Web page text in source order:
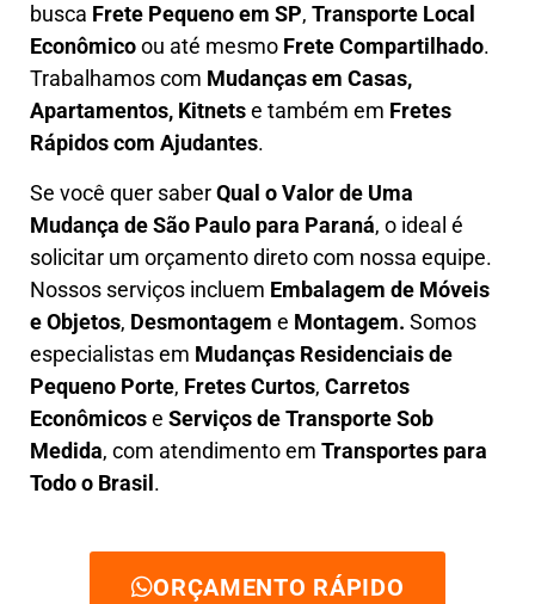
busca Frete Pequeno em SP, Transporte Local
Econômicoou até mesmo Frete Compartilhado.
Trabalhamos com Mudanças em Casas,
Apartamentos, Kitnetse também em Fretes
Rápidos com Ajudantes.
Se você quer saberQual o Valor de Uma
Mudança de São Paulo para Paraná, o ideal é
solicitar um orçamento direto com nossa equipe.
Nossos serviços incluem Embalagem de Móveis
e Objetos, Desmontagem e Montagem. Somos
especialistas em Mudanças Residenciais de
Pequeno Porte, Fretes Curtos, Carretos
Econômicose Serviços de Transporte Sob
Medida, com atendimento em Transportes para
Todo o Brasil.
ORÇAMENTO RÁPIDO